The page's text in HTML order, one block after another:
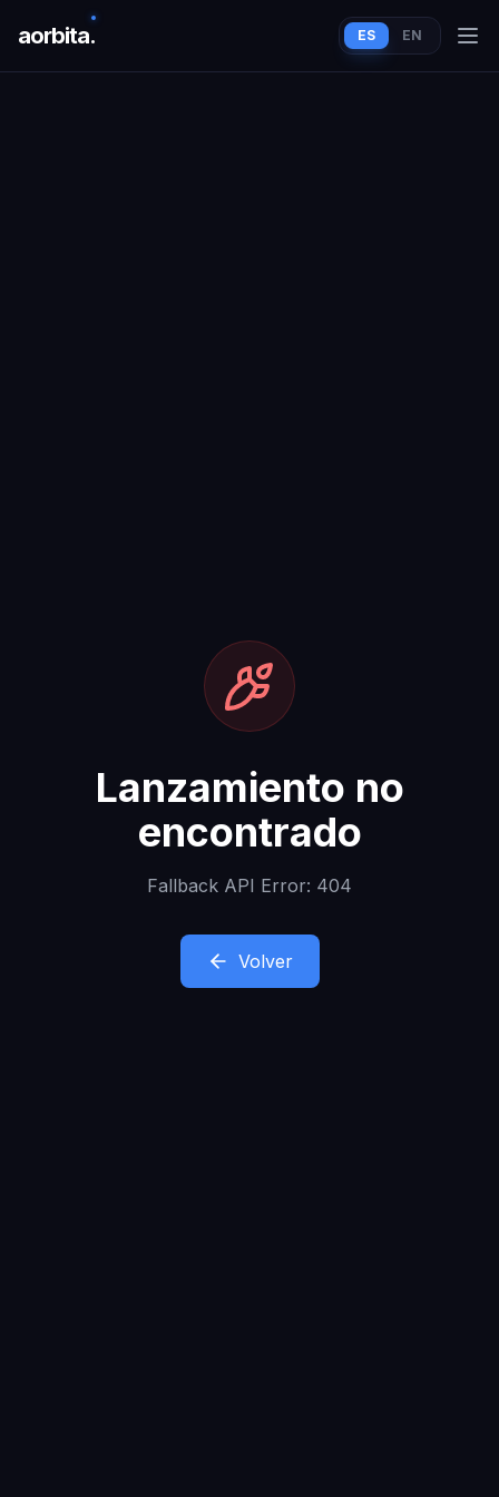
aorbita. ES EN
Lanzamiento no
encontrado
Fallback API Error: 404
Volver